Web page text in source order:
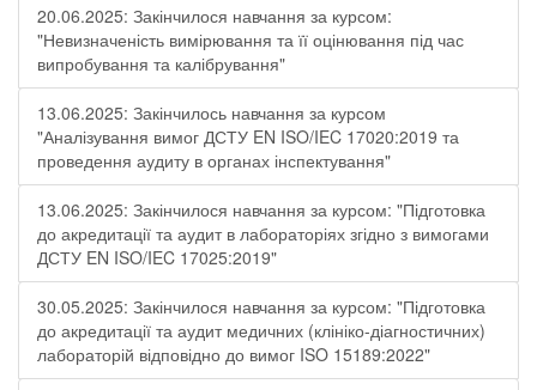
20.06.2025: Закінчилося навчання за курсом:
"Невизначеність вимірювання та її оцінювання під час
випробування та калібрування"
13.06.2025: Закінчилось навчання за курсом
"Аналізування вимог ДСТУ EN ISO/IEC 17020:2019 та
проведення аудиту в органах інспектування"
13.06.2025: Закінчилося навчання за курсом: "Підготовка
до акредитації та аудит в лабораторіях згідно з вимогами
ДСТУ EN ISO/IEC 17025:2019"
30.05.2025: Закінчилося навчання за курсом: "Підготовка
до акредитації та аудит медичних (клініко-діагностичних)
лабораторій відповідно до вимог ISO 15189:2022"